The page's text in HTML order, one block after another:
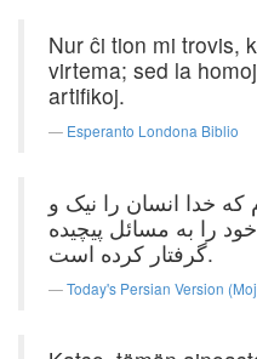
Nur ĉi tion mi trovis,
virtema; sed la
artifikoj.
Esperanto Londona Biblio
خدا انسان را نیک و
را به مسائل پیچیده
گرفتار کرده است.
Today's Persian Version